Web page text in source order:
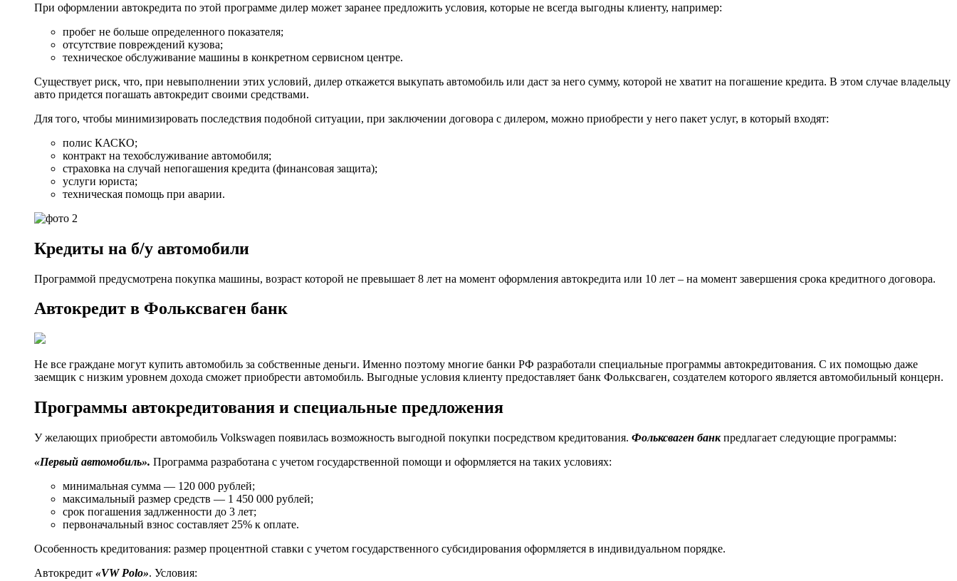
При оформлении автокредита по этой программе дилер может заранее предложить условия, которые не всегда выгодны клиенту, например:
пробег не больше определенного показателя;
отсутствие повреждений кузова;
техническое обслуживание машины в конкретном сервисном центре.
Существует риск, что, при невыполнении этих условий, дилер откажется выкупать автомобиль или даст за него сумму, которой не хватит на погашение кредита. В этом случае владельцу
авто придется погашать автокредит своими средствами.
Для того, чтобы минимизировать последствия подобной ситуации, при заключении договора с дилером, можно приобрести у него пакет услуг, в который входят:
полис КАСКО;
контракт на техобслуживание автомобиля;
страховка на случай непогашения кредита (финансовая защита);
услуги юриста;
техническая помощь при аварии.
Кредиты на б/у автомобили
Программой предусмотрена покупка машины, возраст которой не превышает 8 лет на момент оформления автокредита или 10 лет – на момент завершения срока кредитного договора.
Автокредит в Фольксваген банк
Не все граждане могут купить автомобиль за собственные деньги. Именно поэтому многие банки РФ разработали специальные программы автокредитования. С их помощью даже
заемщик с низким уровнем дохода сможет приобрести автомобиль. Выгодные условия клиенту предоставляет банк Фольксваген, создателем которого является автомобильный концерн.
Программы автокредитования и специальные предложения
У желающих приобрести автомобиль Volkswagen появилась возможность выгодной покупки посредством кредитования. Фольксваген банк предлагает следующие программы:
«Первый автомобиль». Программа разработана с учетом государственной помощи и оформляется на таких условиях:
минимальная сумма — 120 000 рублей;
максимальный размер средств — 1 450 000 рублей;
срок погашения задлженности до 3 лет;
первоначальный взнос составляет 25% к оплате.
Особенность кредитования: размер процентной ставки с учетом государственного субсидирования оформляется в индивидуальном порядке.
Автокредит «VW Polo». Условия: